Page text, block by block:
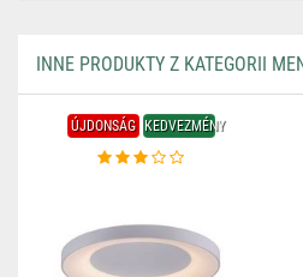
INNE PRODUKTY Z KATEGORII
ÚJDONSÁG KEDVEZMÉNY